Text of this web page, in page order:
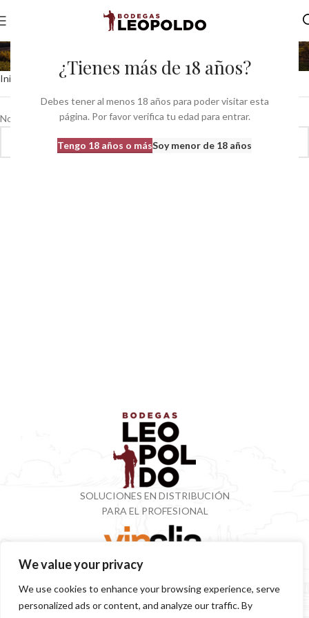
¿Tienes más de 18 años?
Debes tener al menos 18 años para poder visitar esta
página. Por favor verifica tu edad para entrar.
Tengo 18 años o másSoy menor de 18 años
We value your privacy
We use cookies to enhance your browsing experience, serve
personalized ads or content, and analyze our traffic. By
venezuela
Inicio Productos etiquetados “venezuela”
No se han encontrado productos que coincidan con tu selección.
SOLUCIONES EN DISTRIBUCIÓN
PARA EL PROFESIONAL
EN VINOS Y DESTILADOS